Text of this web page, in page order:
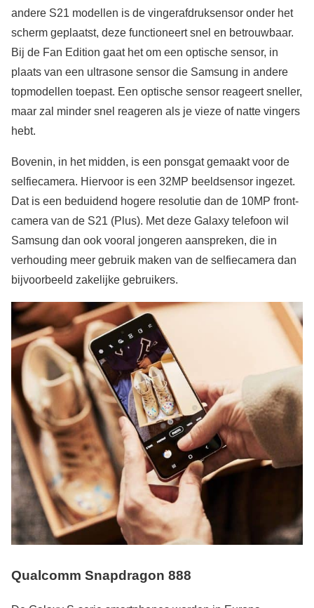
andere S21 modellen is de vingerafdruksensor onder het
scherm geplaatst, deze functioneert snel en betrouwbaar.
Bij de Fan Edition gaat het om een optische sensor, in
plaats van een ultrasone sensor die Samsung in andere
topmodellen toepast. Een optische sensor reageert sneller,
maar zal minder snel reageren als je vieze of natte vingers
hebt.
Bovenin, in het midden, is een ponsgat gemaakt voor de
selfiecamera. Hiervoor is een 32MP beeldsensor ingezet.
Dat is een beduidend hogere resolutie dan de 10MP front-
camera van de S21 (Plus). Met deze Galaxy telefoon wil
Samsung dan ook vooral jongeren aanspreken, die in
verhouding meer gebruik maken van de selfiecamera dan
bijvoorbeeld zakelijke gebruikers.
Qualcomm Snapdragon 888